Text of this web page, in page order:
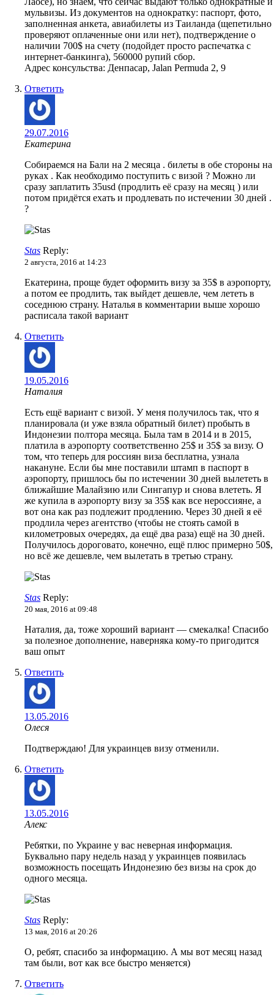
мульвизы. Из документов на однократку: паспорт, фото,
заполненная анкета, авиабилеты из Таиланда (щепетильно
проверяют оплаченные они или нет), подтверждение о
наличии 700$ на счету (подойдет просто распечатка с
интернет-банкинга), 560000 рупий сбор.
Адрес консульства: Денпасар, Jalan Permuda 2, 9
Ответить
29.07.2016
Екатерина
Собираемся на Бали на 2 месяца . билеты в обе стороны на
руках . Как необходимо поступить с визой ? Можно ли
сразу заплатить 35usd (продлить её сразу на месяц ) или
потом придётся ехать и продлевать по истечении 30 дней .
?
Stas Reply:
2 августа, 2016 at 14:23
Екатерина, проще будет оформить визу за 35$ в аэропорту,
а потом ее продлить, так выйдет дешевле, чем лететь в
соседнюю страну. Наталья в комментарии выше хорошо
расписала такой вариант
Ответить
19.05.2016
Наталия
Есть ещё вариант с визой. У меня получилось так, что я
планировала (и уже взяла обратный билет) пробыть в
Индонезии полтора месяца. Была там в 2014 и в 2015,
платила в аэропорту соответственно 25$ и 35$ за визу. О
том, что теперь для россиян виза бесплатна, узнала
накануне. Если бы мне поставили штамп в паспорт в
аэропорту, пришлось бы по истечении 30 дней вылететь в
ближайшие Малайзию или Сингапур и снова влететь. Я
же купила в аэропорту визу за 35$ как все нероссияне, а
вот она как раз подлежит продлению. Через 30 дней я её
продлила через агентство (чтобы не стоять самой в
километровых очередях, да ещё два раза) ещё на 30 дней.
Получилось дороговато, конечно, ещё плюс примерно 50$,
но всё же дешевле, чем вылетать в третью страну.
Stas Reply:
20 мая, 2016 at 09:48
Наталия, да, тоже хороший вариант — смекалка! Спасибо
за полезное дополнение, наверняка кому-то пригодится
ваш опыт
Ответить
13.05.2016
Олеся
Подтверждаю! Для украинцев визу отменили.
Ответить
13.05.2016
Алекс
Ребятки, по Украине у вас неверная информация.
Буквально пару недель назад у украинцев появилась
возможность посещать Индонезию без визы на срок до
одного месяца.
Stas Reply:
13 мая, 2016 at 20:26
О, ребят, спасибо за информацию. А мы вот месяц назад
там были, вот как все быстро меняется)
Ответить